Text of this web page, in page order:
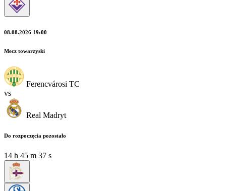
08.08.2026 19:00
Mecz towarzyski
Ferencvárosi TC
vs
Real Madryt
Do rozpoczęcia pozostało
14 h 45 m 37 s